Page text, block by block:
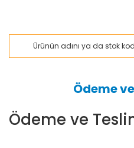
Ödeme
Ödeme ve